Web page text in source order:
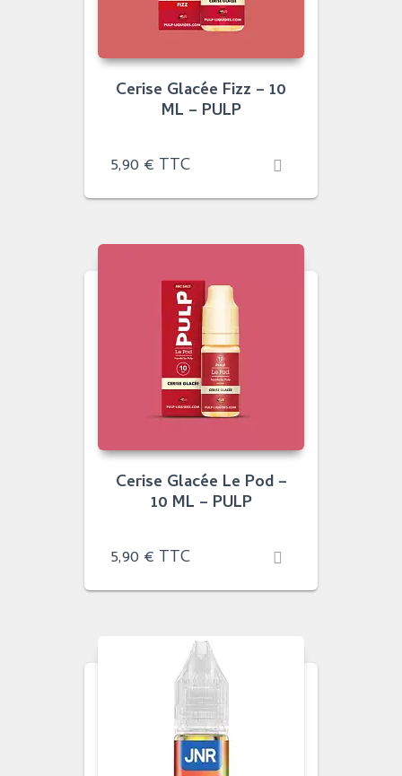
Cerise Glacée Fizz – 10
ML – PULP
5,90 € TTC
Cerise Glacée Le Pod –
10 ML – PULP
5,90 € TTC